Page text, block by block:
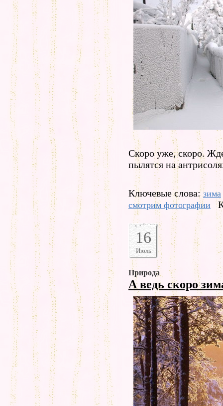
Скоро уже, скоро.
пылятся на
Ключевые слова:зима
смотрим фотографии
16
Июль
Природа
А ведь скоро